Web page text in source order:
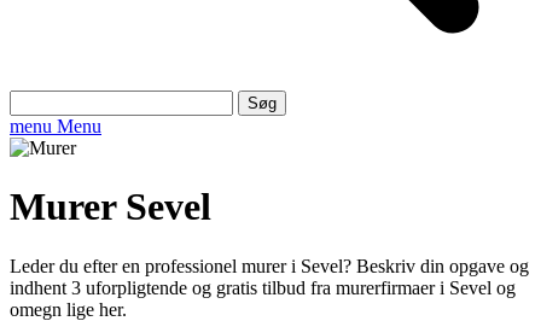
efter:
menu Menu
Murer Sevel
Leder du efter en professionel murer i Sevel? Beskriv din opgave og
indhent 3 uforpligtende og gratis tilbud fra murerfirmaer i Sevel og
omegn lige her.